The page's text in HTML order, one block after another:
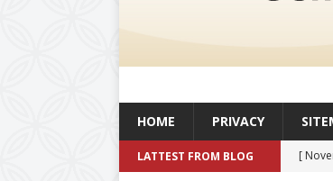
HOME PRIVACY
LATTEST FROM BLOG [